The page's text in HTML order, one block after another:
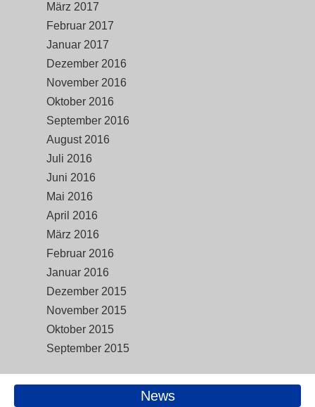
März 2017
Februar 2017
Januar 2017
Dezember 2016
November 2016
Oktober 2016
September 2016
August 2016
Juli 2016
Juni 2016
Mai 2016
April 2016
März 2016
Februar 2016
Januar 2016
Dezember 2015
November 2015
Oktober 2015
September 2015
News